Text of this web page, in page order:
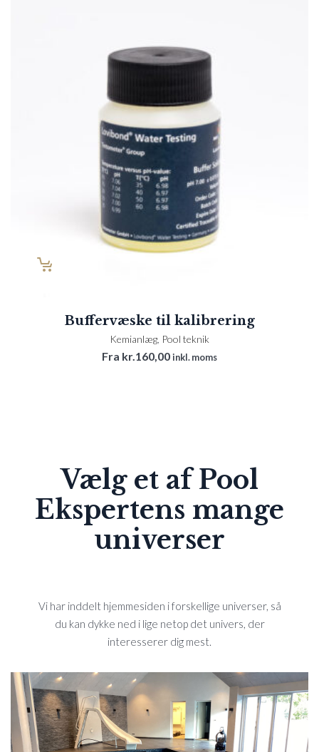
Buffervæske til kalibrering
Kemianlæg Pool teknik
Fra kr.160,00inkl. moms
Vælg et af Pool
Ekspertens mange
universer
Vi har inddelt hjemmesiden i forskellige universer, så
du kan dykke ned i lige netop det univers, der
interesserer dig mest.